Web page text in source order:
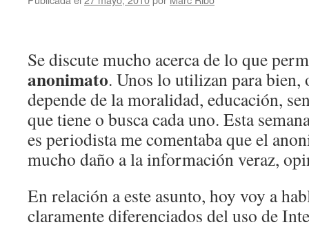
Se discute mucho acerca de lo que
anonimato. Unos lo utilizan para
depende de la moralidad, educación,
que tiene o busca cada uno. Esta
es periodista me comentaba que el
mucho daño a la información veraz,
En relación a este asunto, hoy voy a
claramente diferenciados del uso de